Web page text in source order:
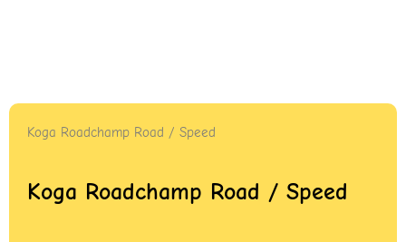
Koga Roadchamp Road / Speed
Koga Roadchamp Road / Speed